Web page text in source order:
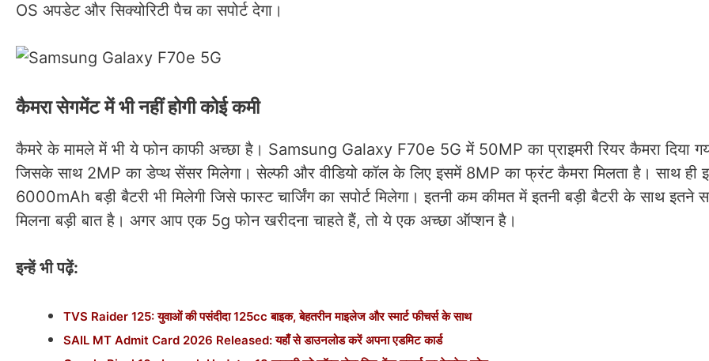
OS अपडेट और सिक्योरिटी पैच का सपोर्ट देगा।
कैमरा सेगमेंट में भी नहीं होगी कोई कमी
कैमरे के मामले में भी ये फोन काफी अच्छा है। Samsung Galaxy F70e 5G में 50MP का प्राइमरी रियर कैमरा दिया
जिसके साथ 2MP का डेप्थ सेंसर मिलेगा। सेल्फी और वीडियो कॉल के लिए इसमें 8MP का फ्रंट कैमरा मिलता है। साथ ही
6000mAh बड़ी बैटरी भी मिलेगी जिसे फास्ट चार्जिंग का सपोर्ट मिलेगा। इतनी कम कीमत में इतनी बड़ी बैटरी के साथ इतने
मिलना बड़ी बात है। अगर आप एक 5g फोन खरीदना चाहते हैं, तो ये एक अच्छा ऑप्शन है।
इन्हें भी पढ़ें:
TVS Raider 125: युवाओं की पसंदीदा 125cc बाइक, बेहतरीन माइलेज और स्मार्ट फीचर्स के साथ
SAIL MT Admit Card 2026 Released: यहाँ से डाउनलोड करें अपना एडमिट कार्ड